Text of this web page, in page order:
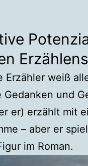
Erzählens
Erzähler weiß
Gedanken und
er) erzählt mit
– aber er
im Roman.